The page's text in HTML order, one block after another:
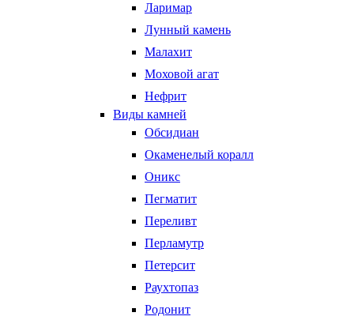
Ларимар
Лунный камень
Малахит
Моховой агат
Нефрит
Виды камней
Обсидиан
Окаменелый коралл
Оникс
Пегматит
Переливт
Перламутр
Петерсит
Раухтопаз
Родонит